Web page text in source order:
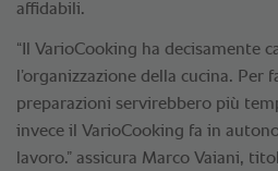
affidabili.
“Il VarioCooking ha decisamente
l’organizzazione della cucina. Per
preparazioni servirebbero più
invece il VarioCooking fa in
lavoro.” assicura Marco Vaiani,